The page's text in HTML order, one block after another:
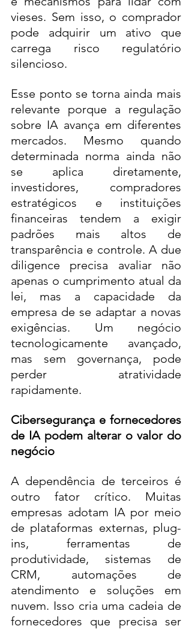
vieses. Sem isso, o comprador
pode adquirir um ativo que
carrega risco regulatório
silencioso.
Esse ponto se torna ainda mais
relevante porque a regulação
sobre IA avança em diferentes
mercados. Mesmo quando
determinada norma ainda não
se aplica diretamente,
investidores, compradores
estratégicos e instituições
financeiras tendem a exigir
padrões mais altos de
transparência e controle. A due
diligence precisa avaliar não
apenas o cumprimento atual da
lei, mas a capacidade da
empresa de se adaptar a novas
exigências. Um negócio
tecnologicamente avançado,
mas sem governança, pode
perder atratividade
rapidamente.
Cibersegurança e fornecedores
de IA podem alterar o valor do
negócio
A dependência de terceiros é
outro fator crítico. Muitas
empresas adotam IA por meio
de plataformas externas, plug-
ins, ferramentas de
produtividade, sistemas de
CRM, automações de
atendimento e soluções em
nuvem. Isso cria uma cadeia de
fornecedores que precisa ser